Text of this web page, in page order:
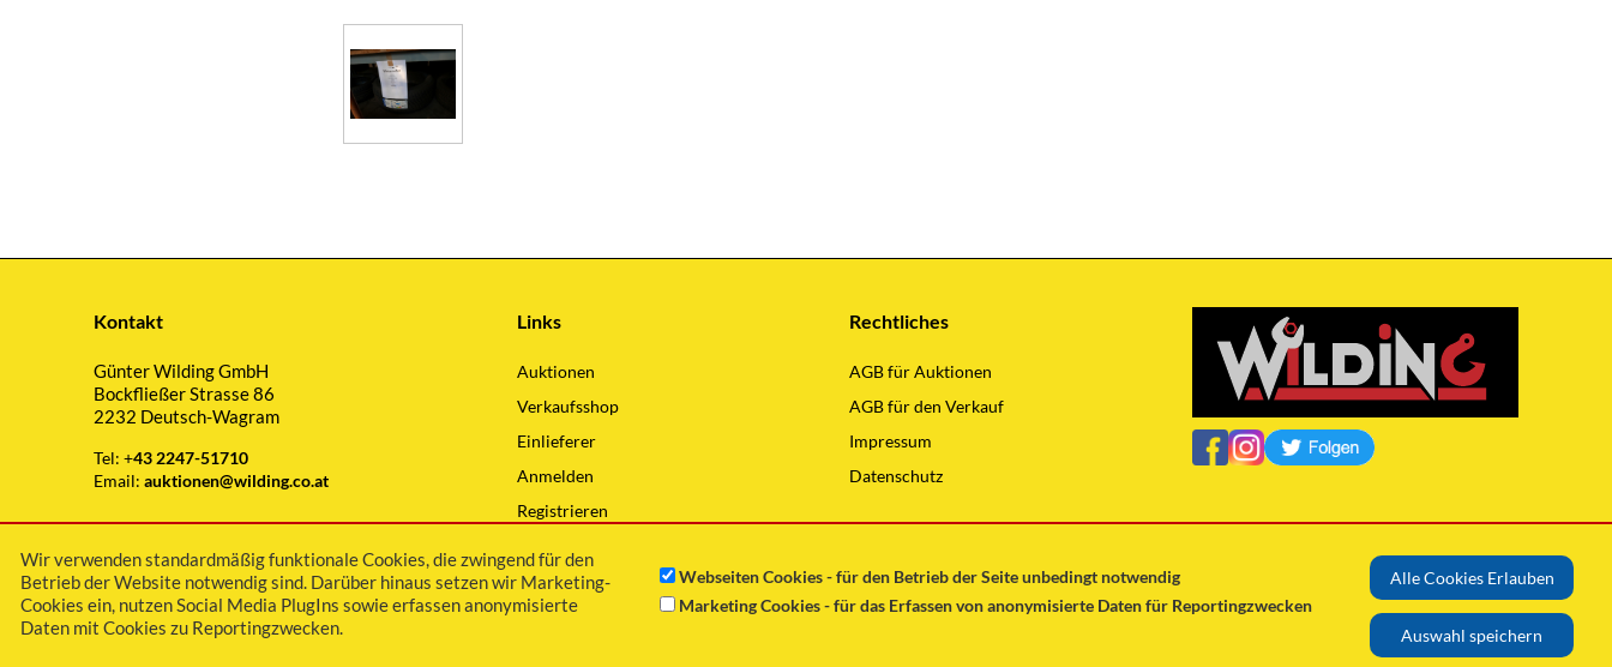
Kontakt
Günter Wilding GmbH
Bockfließer Strasse 86
2232 Deutsch-Wagram
Tel: +43 2247-51710
Email: auktionen@wilding.co.at
Links
Auktionen
Verkaufsshop
Einlieferer
Anmelden
Registrieren
Rechtliches
AGB für Auktionen
AGB für den Verkauf
Impressum
Datenschutz
Wir verwenden standardmäßig funktionale Cookies, die zwingend für den
Betrieb der Website notwendig sind. Darüber hinaus setzen wir Marketing-
Cookies ein, nutzen Social Media PlugIns sowie erfassen anonymisierte
Daten mit Cookies zu Reportingzwecken.
Webseiten Cookies - für den Betrieb der Seite unbedingt notwendig
Marketing Cookies - für das Erfassen von anonymisierte Daten für Reportingzwecken
Alle Cookies Erlauben
Auswahl speichern